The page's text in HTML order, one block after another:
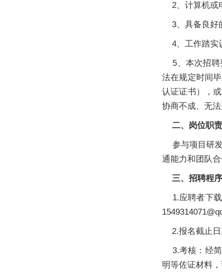
2、计算机或
3、具备良好
4、工作踏实
5、本次招聘
法在规定时间
认证证书），
协商不成、无
二、岗位职责
参与项目研发
通能力和团队
三、招聘程序
1.应聘者下载
2.报名截止日
3.考核：经简
明等佐证材料